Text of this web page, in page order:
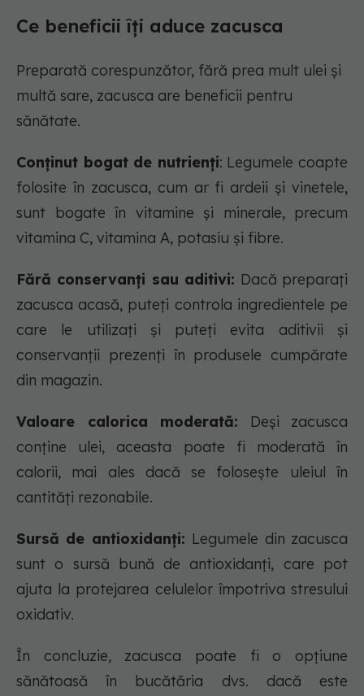
Ce beneficii îți aduce zacusca
Preparată corespunzător, fără prea mult ulei și
multă sare, zacusca are beneficii pentru
sănătate.
Conținut bogat de nutrienți: Legumele coapte
folosite în zacusca, cum ar fi ardeii și vinetele,
sunt bogate în vitamine și minerale, precum
vitamina C, vitamina A, potasiu și fibre.
Fără conservanți sau aditivi: Dacă preparați
zacusca acasă, puteți controla ingredientele pe
care le utilizați și puteți evita aditivii și
conservanții prezenți în produsele cumpărate
din magazin.
Valoare calorica moderată: Deși zacusca
conține ulei, aceasta poate fi moderată în
calorii, mai ales dacă se folosește uleiul în
cantități rezonabile.
Sursă de antioxidanți: Legumele din zacusca
sunt o sursă bună de antioxidanți, care pot
ajuta la protejarea celulelor împotriva stresului
oxidativ.
În concluzie, zacusca poate fi o opțiune
sănătoasă în bucătăria dvs. dacă este